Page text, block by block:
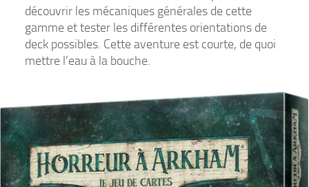
découvrir les mécaniques générales de cette
gamme et tester les différentes orientations de
deck possibles. Cette aventure est courte, de quoi
mettre l’eau à la bouche.